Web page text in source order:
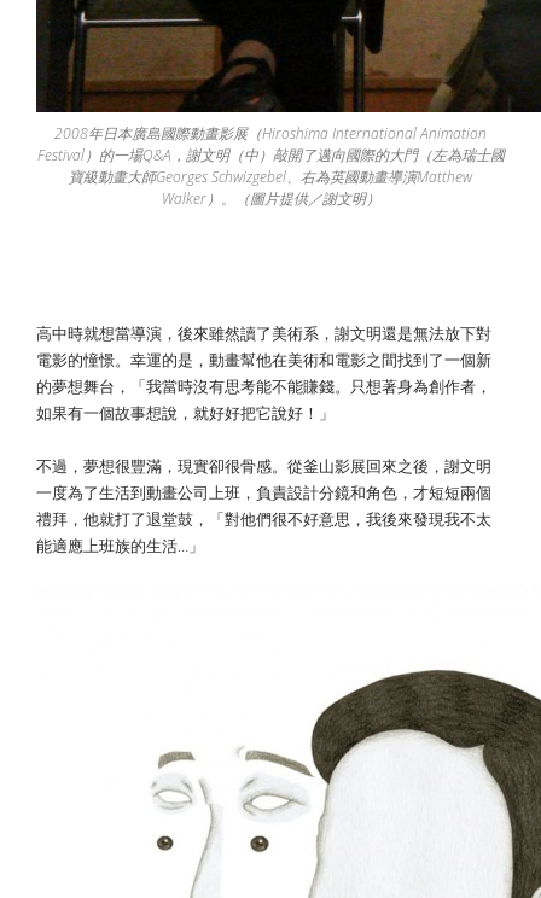
2008年日本廣島國際動畫影展（Hiroshima International Animation
Festival）的一場Q&A，謝文明（中）敲開了邁向國際的大門（左為瑞士國
寶級動畫大師Georges Schwizgebel、右為英國動畫導演Matthew
Walker）。（圖片提供／謝文明）
高中時就想當導演，後來雖然讀了美術系，謝文明還是無法放下對
電影的憧憬。幸運的是，動畫幫他在美術和電影之間找到了一個新
的夢想舞台，「我當時沒有思考能不能賺錢。只想著身為創作者，
如果有一個故事想說，就好好把它說好！」
不過，夢想很豐滿，現實卻很骨感。從釜山影展回來之後，謝文明
一度為了生活到動畫公司上班，負責設計分鏡和角色，才短短兩個
禮拜，他就打了退堂鼓，「對他們很不好意思，我後來發現我不太
能適應上班族的生活…」